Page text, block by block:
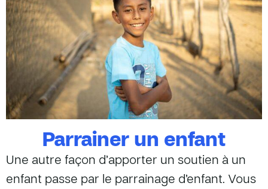
Parrainer un enfant
Une autre façon d’apporter un soutien à un
enfant passe par le parrainage d’enfant. Vous